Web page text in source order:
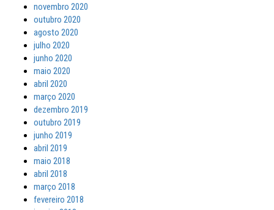
novembro 2020
outubro 2020
agosto 2020
julho 2020
junho 2020
maio 2020
abril 2020
março 2020
dezembro 2019
outubro 2019
junho 2019
abril 2019
maio 2018
abril 2018
março 2018
fevereiro 2018